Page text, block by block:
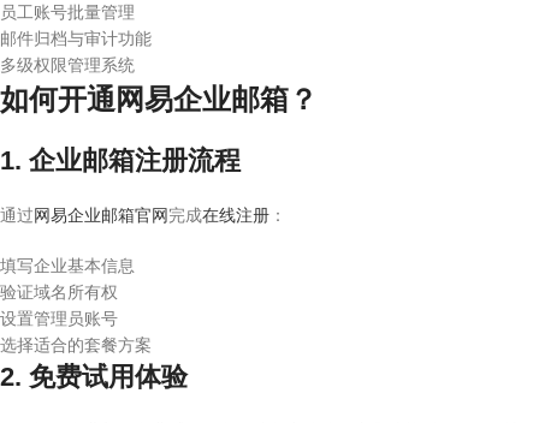
员工账号批量管理
邮件归档与审计功能
多级权限管理系统
如何开通网易企业邮箱？
1. 企业邮箱注册流程
通过 网易企业邮箱官网 完成在线注册 ：
填写企业基本信息
验证域名所有权
设置管理员账号
选择适合的套餐方案
2. 免费试用体验